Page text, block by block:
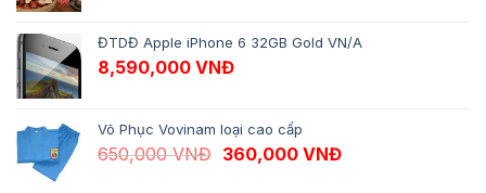
ĐTDĐ Apple iPhone 6 32GB Gold VN/A
8,590,000 VNĐ
Võ Phục Vovinam loại cao cấp
650,000VNĐ Giá gốc là: 650,000 VNĐ.
360,000 VNĐGiá hiện tại là: